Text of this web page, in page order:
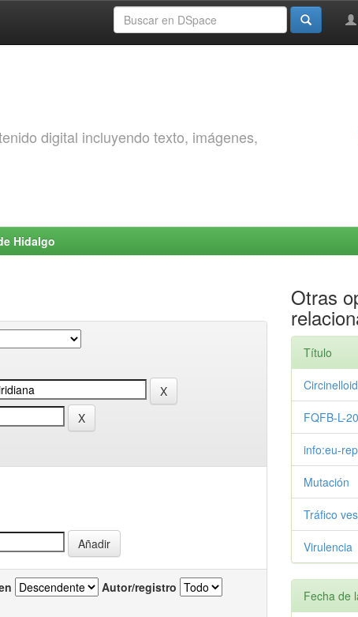
digital incluyendo texto, imágenes,
Hidalgo
Autor/registro
Otras
Título
FQFB-L-
info:eu-
Mutación
Tráfico
Virulencia
Fecha de